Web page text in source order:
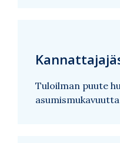
Tuloilman puute